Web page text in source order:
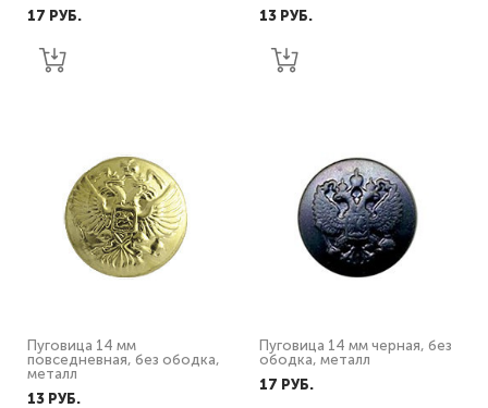
17 PУБ.
13 PУБ.
Пуговица 14 мм
повседневная, без ободка,
металл
13 PУБ.
Пуговица 14 мм черная, без
ободка, металл
17 PУБ.